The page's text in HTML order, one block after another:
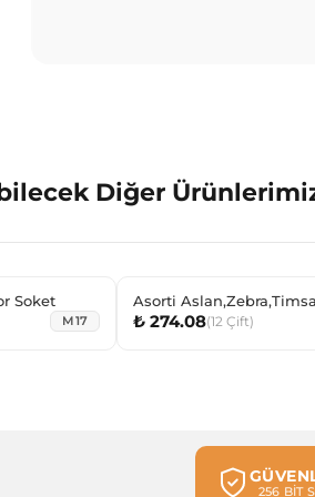
Diğer
Soket
M17
Asorti
Bebek Patik Çorabı
₺ 274.08(12 Çift)
256 BİT